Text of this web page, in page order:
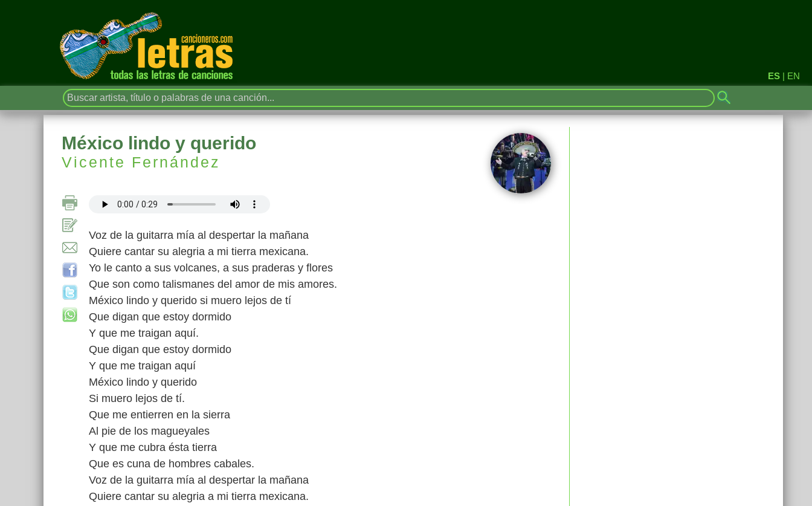
ES | EN
México lindo y querido
Vicente Fernández
Voz de la guitarra mía al despertar la mañana
Quiere cantar su alegria a mi tierra mexicana.
Yo le canto a sus volcanes, a sus praderas y flores
Que son como talismanes del amor de mis amores.
México lindo y querido si muero lejos de tí
Que digan que estoy dormido
Y que me traigan aquí.
Que digan que estoy dormido
Y que me traigan aquí
México lindo y querido
Si muero lejos de tí.
Que me entierren en la sierra
Al pie de los magueyales
Y que me cubra ésta tierra
Que es cuna de hombres cabales.
Voz de la guitarra mía al despertar la mañana
Quiere cantar su alegria a mi tierra mexicana.